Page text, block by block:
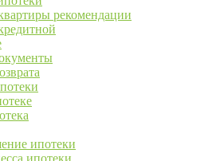
рекомендации
ипотеки